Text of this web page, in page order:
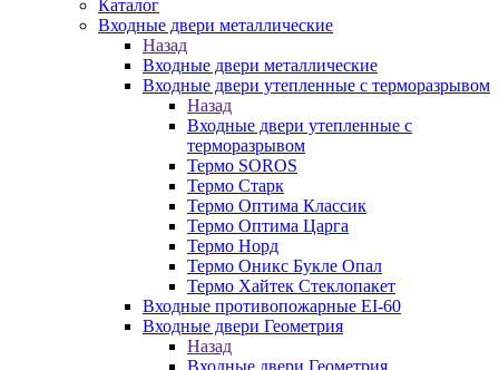
Каталог
Входные двери металлические
Назад
Входные двери металлические
Входные двери утепленные с терморазрывом
Назад
Входные двери утепленные с
терморазрывом
Термо SOROS
Термо Старк
Термо Оптима Классик
Термо Оптима Царга
Термо Норд
Термо Оникс Букле Опал
Термо Хайтек Стеклопакет
Входные противопожарные EI-60
Входные двери Геометрия
Назад
Входные двери Геометрия